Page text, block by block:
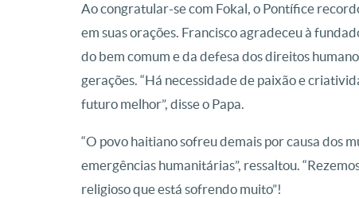
Ao congratular-se com Fokal, o Pontífice
em suas orações. Francisco agradeceu à
do bem comum e da defesa dos direitos
gerações. “Há necessidade de paixão e
futuro melhor”, disse o Papa.
“O povo haitiano sofreu demais por causa dos
emergências humanitárias”, ressaltou.
religioso que está sofrendo muito”!